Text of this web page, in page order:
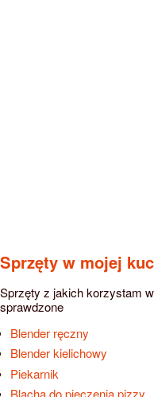
Sprzęty w mojej
Sprzęty z jakich korzystam
sprawdzone
Blender ręczny
Blender kielichowy
Piekarnik
Blacha do pieczenia pizzy